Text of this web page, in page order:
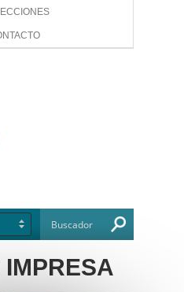
IMPRESA